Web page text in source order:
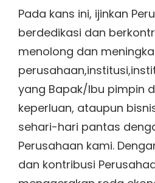
Pada kans ini, ijinkan
berdedikasi dan
menolong dan
yang Bapak/Ibu pimpin
keperluan, ataupun
sehari-hari pantas
Perusahaan kami.
dan kontribusi